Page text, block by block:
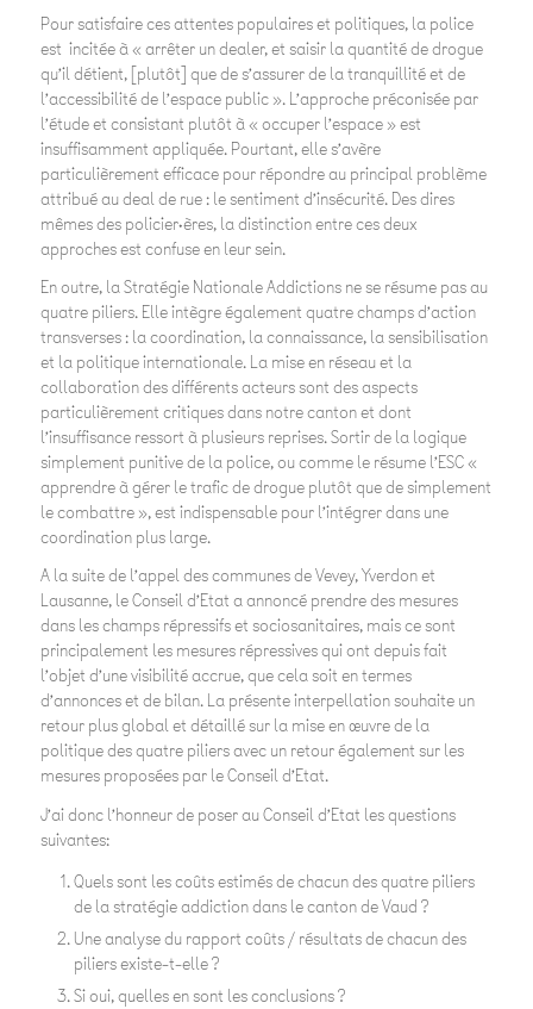
Pour satisfaire ces attentes populaires et politiques, la police
est incitée à « arrêter un dealer, et saisir la quantité de drogue
qu’il détient, [plutôt] que de s’assurer de la tranquillité et de
l’accessibilité de l’espace public ».L’approche préconisée par
l’étude et consistant plutôt à « occuper l’espace » est
insuffisamment appliquée. Pourtant, elle s’avère
particulièrement efficace pour répondre au principal problème
attribué au deal de rue : le sentiment d’insécurité. Des dires
mêmes des policier·ères, la distinction entre ces deux
approches est confuse en leur sein.
En outre, la Stratégie Nationale Addictions ne se résume pas au
quatre piliers. Elle intègre également quatre champs d’action
transverses : la coordination, la connaissance, la sensibilisation
et la politique internationale. La mise en réseau et la
collaboration des différents acteurs sont des aspects
particulièrement critiques dans notre canton et dont
l’insuffisance ressort à plusieurs reprises. Sortir de la logique
simplement punitive de la police, ou comme le résume l’ESC «
apprendre à gérer le trafic de drogue plutôt que de simplement
le combattre », est indispensable pour l’intégrer dans une
coordination plus large.
A la suite de l’appel des communes de Vevey, Yverdon et
Lausanne, le Conseil d’Etat a annoncé prendre des mesures
dans les champs répressifs et sociosanitaires, mais ce sont
principalement les mesures répressives qui ont depuis fait
l’objet d’une visibilité accrue, que cela soit en termes
d’annonces et de bilan. La présente interpellation souhaite un
retour plus global et détaillé sur la mise en œuvre de la
politique des quatre piliers avec un retour également sur les
mesures proposées par le Conseil d’Etat.
J’ai donc l’honneur de poser au Conseil d’Etat les questions
suivantes:
Quels sont les coûts estimés de chacun des quatre piliers
de la stratégie addiction dans le canton de Vaud ?
Une analyse du rapport coûts / résultats de chacun des
piliers existe-t-elle ?
Si oui, quelles en sont les conclusions ?